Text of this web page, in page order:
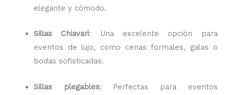
elegante y cómodo.
Sillas Chiavari: Una excelente opción para
eventos de lujo, como cenas formales, galas o
bodas sofisticadas.
Sillas plegables: Perfectas para eventos